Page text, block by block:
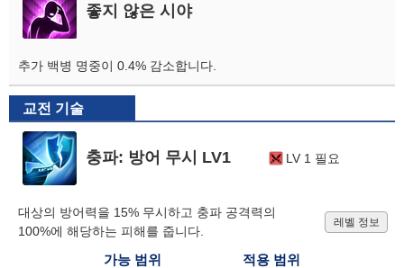
좋지 않은 시야
추가 백병 명중이 0.4% 감소합니다.
교전 기술
충파: 방어 무시 LV1 LV 1 필요
대상의 방어력을 15% 무시하고 충파 공격력의
100%에 해당하는 피해를 줍니다.
레벨 정보
가능 범위 적용 범위